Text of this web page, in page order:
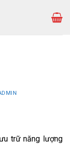
trữ năng lượng